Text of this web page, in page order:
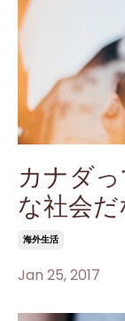
カナダ
な社会
海外生活
Jan 25, 2017